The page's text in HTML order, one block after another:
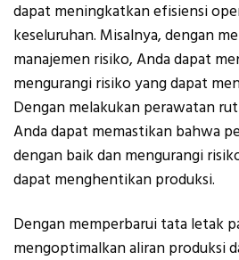
dapat meningkatkan efisiensi
keseluruhan. Misalnya, dengan
manajemen risiko, Anda dapat
mengurangi risiko yang dapat
Dengan melakukan perawatan
Anda dapat memastikan bahwa
dengan baik dan mengurangi
dapat menghentikan produksi.
Dengan memperbarui tata letak
mengoptimalkan aliran produksi